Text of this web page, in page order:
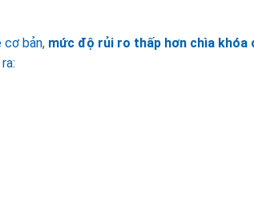
cơ bản, mức độ rủi ro thấp hơn chìa khóa